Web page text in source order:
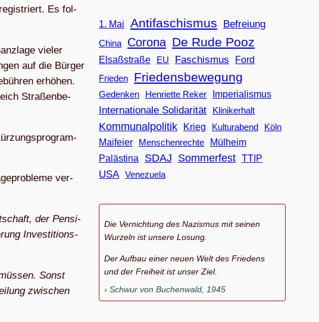
Es fol­
vie­ler
auf die Bür­ger
er­hö­hen.
Stra­ßen­be­
ver­
der Pen­si­
In­ves­ti­ti­ons­
Sonst
zwi­schen
1. Mai Antifaschismus Befreiung
China Corona De Rude Pooz
Elsaßstraße EU Faschismus
Ford
Frieden
Friedensbewegung
Gedenken Henriette Reker Imperialismus
Internationale Solidarität Klinikerhalt
Kommunalpolitik Krieg Kulturabend
Köln
Maifeier
Menschenrechte
Mülheim
Palästina
SDAJ Sommerfest TTIP
USA Venezuela
Die Vernichtung des Nazismus mit seinen
Wurzeln ist unsere Losung.
Der Aufbau einer neuen Welt des Friedens
und der Freiheit ist unser Ziel.
Schwur von Buchenwald, 1945